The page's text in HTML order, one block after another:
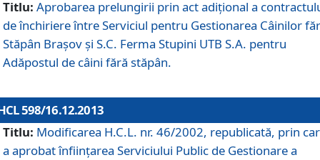
Titlu: Aprobarea prelungirii prin act adiţional a
de închiriere între Serviciul pentru Gestionarea Câinilor
Stăpân Braşov şi S.C. Ferma Stupini UTB S.A. pentru
Adăpostul de câini fără stăpân.
598/16.12.2013
Titlu: Modificarea H.C.L. nr. 46/2002, republicată, prin
a aprobat înfiinţarea Serviciului Public de Gestionare a